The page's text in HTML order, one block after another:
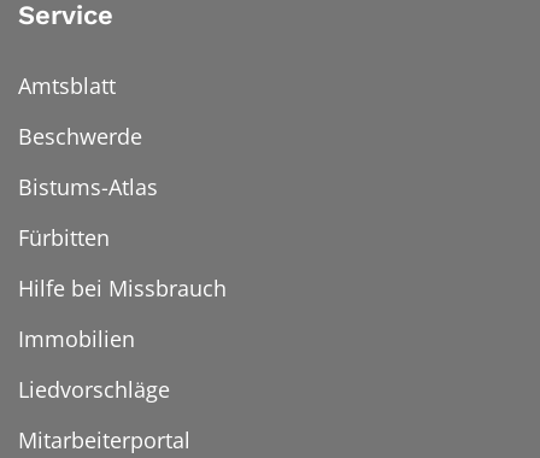
Service
Amtsblatt
Beschwerde
Bistums-Atlas
Fürbitten
Hilfe bei Missbrauch
Immobilien
Liedvorschläge
Mitarbeiterportal